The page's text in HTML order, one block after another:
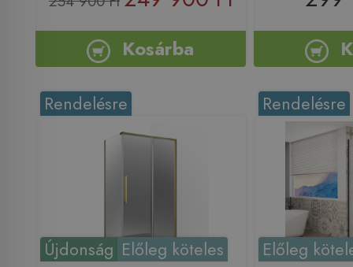
Kosárba
Újdonság Előleg köteles
Rendelésre Rendelésre
Előleg